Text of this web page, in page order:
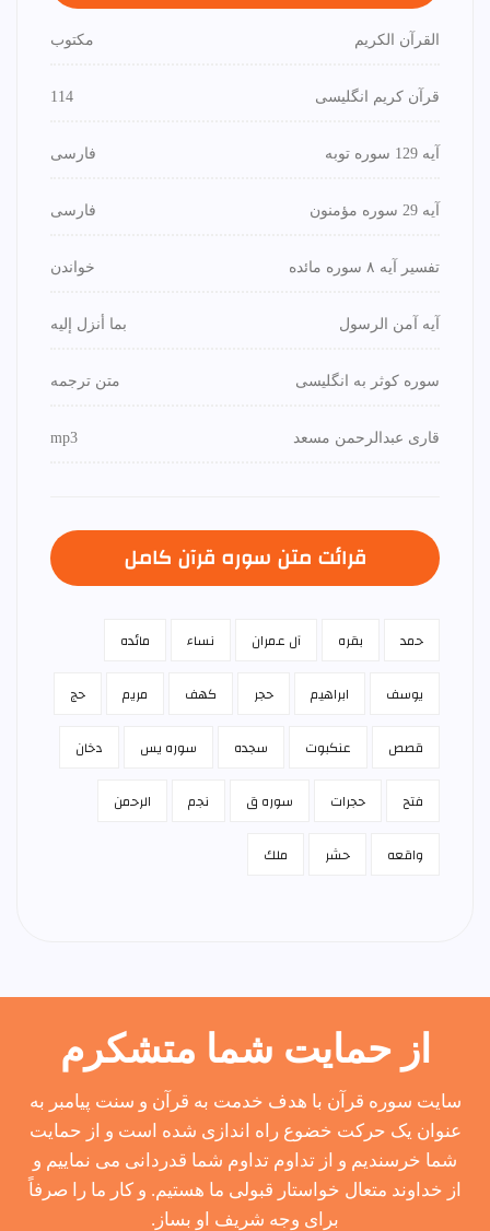
القرآن الكريم مكتوب
قرآن کریم انگلیسی 114
آیه 129 سوره توبه فارسی
آیه 29 سوره مؤمنون فارسی
تفسیر آیه ۸ سوره مائده خواندن
آیه آمن الرسول بما أنزل إليه
سوره کوثر به انگلیسی متن ترجمه
قاری عبدالرحمن مسعد mp3
قرائت متن سوره قرآن كامل
حمد بقره آل عمران نساء مائده
يوسف ابراهيم حجر كهف مريم حج
قصص عنكبوت سجده سوره يس دخان
فتح حجرات سوره ق نجم الرحمن
واقعه حشر ملك
از حمایت شما متشکرم
سایت سوره قرآن با هدف خدمت به قرآن و سنت پیامبر به
عنوان یک حرکت خضوع راه اندازی شده است و از حمایت
شما خرسندیم و از تداوم تداوم شما قدردانی می نماییم و
از خداوند متعال خواستار قبولی ما هستیم. و کار ما را صرفاً
برای وجه شریف او بساز.